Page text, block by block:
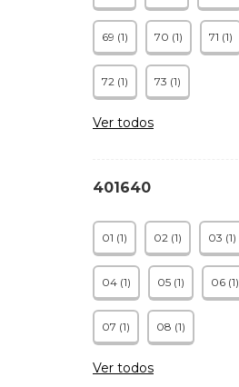
69 (1) 70 (1) 71 (1)
72 (1) 73 (1)
Ver todos
401640
01 (1) 02 (1) 03 (1)
04 (1) 05 (1) 06 (1)
07 (1) 08 (1)
Ver todos